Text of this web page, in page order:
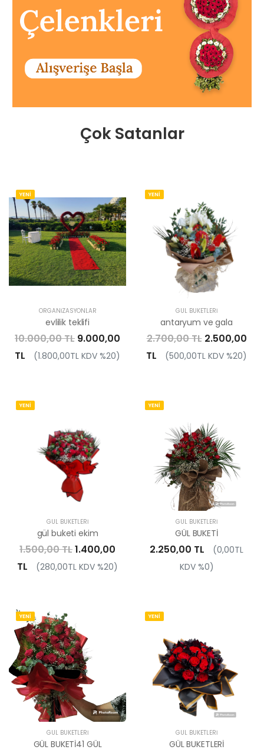
Çok Satanlar
YENİ
ORGANIZASYONLAR
evlilik teklifi
10.000,00 TL 9.000,00
TL
(1.800,00TL KDV %20)
YENİ
GÜL BUKETLERI
antaryum ve gala
2.700,00 TL 2.500,00
TL
(500,00TL KDV %20)
YENİ
GÜL BUKETLERI
gül buketi ekim
1.500,00 TL1.400,00
TL
(280,00TL KDV %20)
YENİ
GÜL BUKETLERI
GÜL BUKETİ
2.250,00 TL
(0,00TL
KDV %0)
YENİ
GÜL BUKETLERI
GÜL BUKETİ41 GÜL
YENİ
GÜL BUKETLERI
GÜL BUKETLERİ